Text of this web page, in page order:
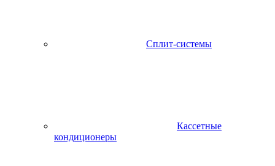
Сплит-системы
Кассетные
кондиционеры